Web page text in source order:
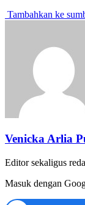
Tambahkan ke
Venicka Arlia
Editor sekaligus
Masuk dengan